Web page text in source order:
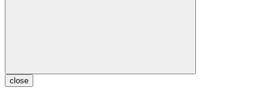
close